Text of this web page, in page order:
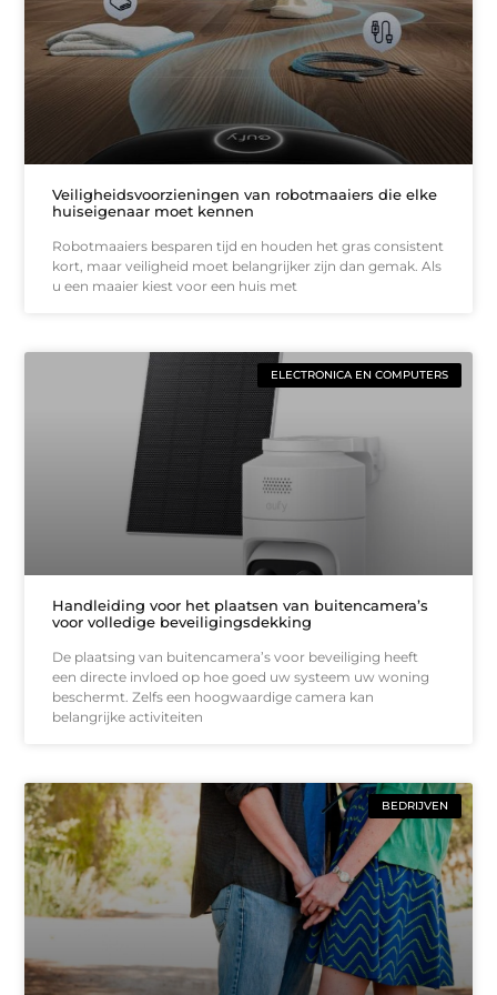
Veiligheidsvoorzieningen van robotmaaiers die elke
huiseigenaar moet kennen
Robotmaaiers besparen tijd en houden het gras consistent
kort, maar veiligheid moet belangrijker zijn dan gemak. Als
u een maaier kiest voor een huis met
ELECTRONICA EN COMPUTERS
Handleiding voor het plaatsen van buitencamera’s
voor volledige beveiligingsdekking
De plaatsing van buitencamera’s voor beveiliging heeft
een directe invloed op hoe goed uw systeem uw woning
beschermt. Zelfs een hoogwaardige camera kan
belangrijke activiteiten
BEDRIJVEN